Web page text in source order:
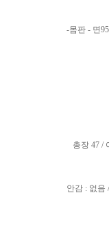
-몸판 - 면
총장 47 /
안감 : 없음